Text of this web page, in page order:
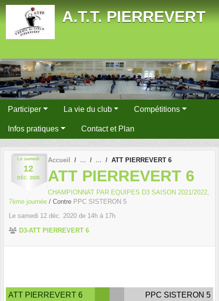
A.T.T. PIERREVERT
Participer La vie du club Compétitions
Infos pratiques Contact et Plan
Le samedi
12
DÉC. 2020
Accueil ATT PIERREVERT 6
ATT PIERREVERT 6
CHAMPIONNAT PAR EQUIPES D3 SAISON 2021/2022,
7ème journée / Contre PPC SISTERON 5
Le samedi 12 déc. 2020 de 14h à 17h
D3-ATT PIERREVERT 6
ATT PIERREVERT 6 PPC SISTERON 5
Panneau de gestion des cookies